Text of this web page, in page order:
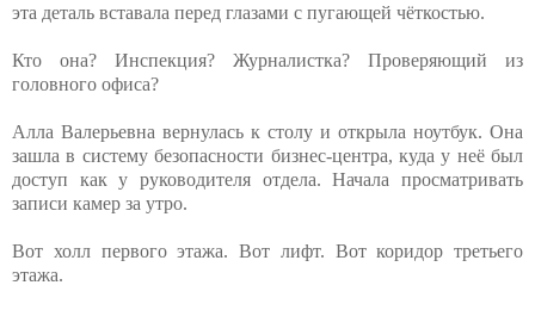
эта деталь вставала перед глазами с пугающей чёткостью.
Кто она? Инспекция? Журналистка? Проверяющий из
головного офиса?
Алла Валерьевна вернулась к столу и открыла ноутбук. Она
зашла в систему безопасности бизнес-центра, куда у неё был
доступ как у руководителя отдела. Начала просматривать
записи камер за утро.
Вот холл первого этажа. Вот лифт. Вот коридор третьего
этажа.